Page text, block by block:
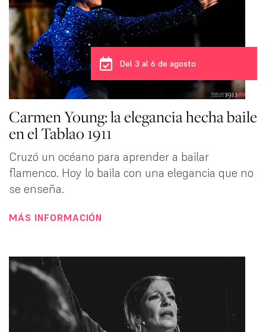
Del 3 al 6 de agosto
Carmen Young: la elegancia hecha baile
en el Tablao 1911
Cruzó un océano para aprender a bailar
flamenco. Hoy lo baila con una elegancia que no
se enseña.
MÁS INFORMACIÓN